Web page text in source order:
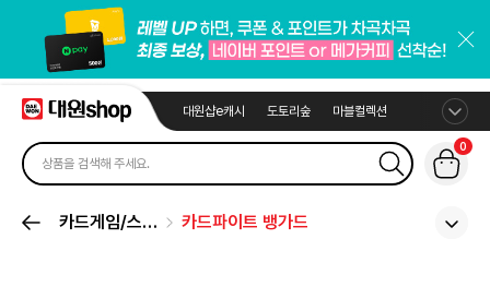
대원샵e캐시 도토리숲 마블컬렉션
0
카드게임/스포
카드파이트 뱅가드